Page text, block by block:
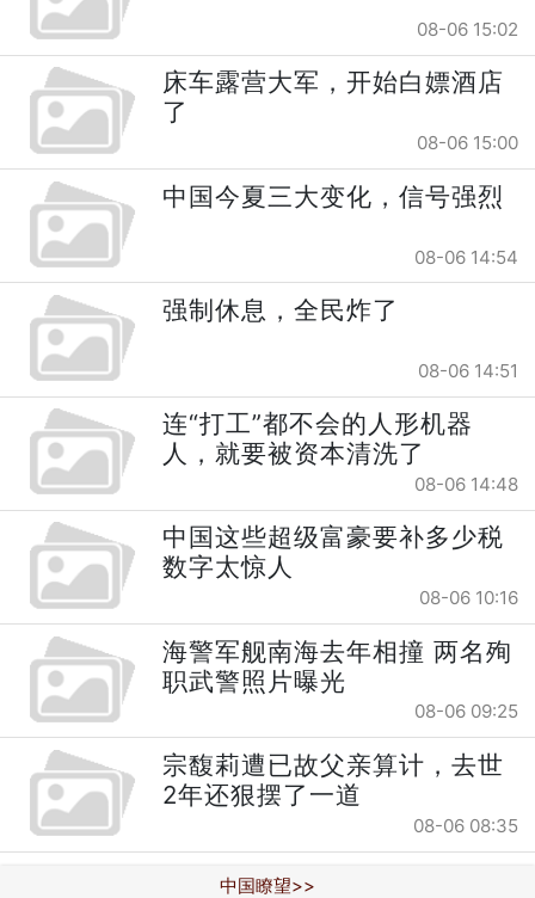
08-06 15:02
床车露营大军，开始白嫖酒店
了
08-06 15:00
中国今夏三大变化，信号强烈
08-06 14:54
强制休息，全民炸了
08-06 14:51
连“打工”都不会的人形机器
人，就要被资本清洗了
08-06 14:48
中国这些超级富豪要补多少税
数字太惊人
08-06 10:16
海警军舰南海去年相撞 两名殉
职武警照片曝光
08-06 09:25
宗馥莉遭已故父亲算计，去世
2年还狠摆了一道
08-06 08:35
中国瞭望>>